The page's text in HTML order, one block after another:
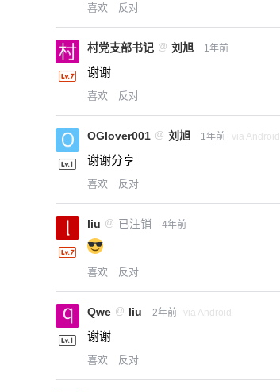
喜欢 反对
村党支部书记 @ 刘旭 1年前
谢谢
喜欢 反对
OGlover001 @ 刘旭 1年前 via Android
谢谢分享
喜欢 反对
liu @ 已注销 4年前
喜欢 反对
Qwe @ liu 2年前 via Android
谢谢
喜欢 反对